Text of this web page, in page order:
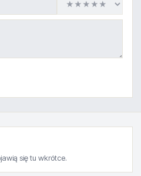
się tu wkrótce.